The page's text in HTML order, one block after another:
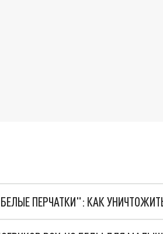
ПЕРЧАТКИ": КАК УНИЧТОЖИТЬ